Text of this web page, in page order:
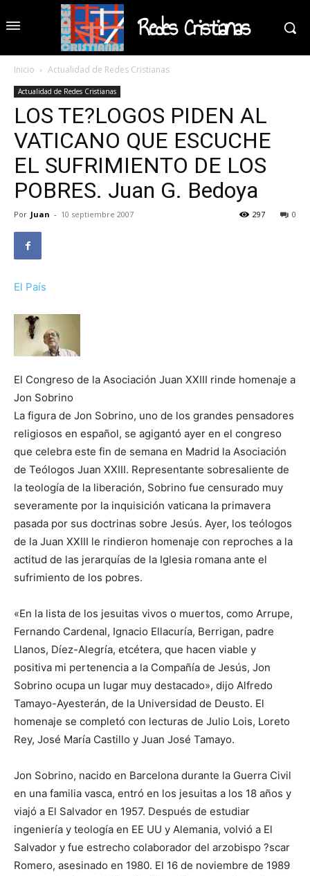
Redes Cristianas
Inicio Actualidad de Redes Cristianas
Actualidad de Redes Cristianas
LOS TE?LOGOS PIDEN AL
VATICANO QUE ESCUCHE
EL SUFRIMIENTO DE LOS
POBRES. Juan G. Bedoya
Por Juan - 10 septiembre 2007 0
297
El País
El Congreso de la Asociación Juan XXIII rinde homenaje a
Jon Sobrino
La figura de Jon Sobrino, uno de los grandes pensadores
religiosos en español, se agigantó ayer en el congreso
que celebra este fin de semana en Madrid la Asociación
de Teólogos Juan XXIII. Representante sobresaliente de
la teología de la liberación, Sobrino fue censurado muy
severamente por la inquisición vaticana la primavera
pasada por sus doctrinas sobre Jesús. Ayer, los teólogos
de la Juan XXIII le rindieron homenaje con reproches a la
actitud de las jerarquías de la Iglesia romana ante el
sufrimiento de los pobres.
«En la lista de los jesuitas vivos o muertos, como Arrupe,
Fernando Cardenal, Ignacio Ellacuría, Berrigan, padre
Llanos, Díez-Alegría, etcétera, que hacen viable y
positiva mi pertenencia a la Compañía de Jesús, Jon
Sobrino ocupa un lugar muy destacado», dijo Alfredo
Tamayo-Ayesterán, de la Universidad de Deusto. El
homenaje se completó con lecturas de Julio Lois, Loreto
Rey, José María Castillo y Juan José Tamayo.
Jon Sobrino, nacido en Barcelona durante la Guerra Civil
en una familia vasca, entró en los jesuitas a los 18 años y
viajó a El Salvador en 1957. Después de estudiar
ingeniería y teología en EE UU y Alemania, volvió a El
Salvador y fue estrecho colaborador del arzobispo ?scar
Romero, asesinado en 1980. El 16 de noviembre de 1989